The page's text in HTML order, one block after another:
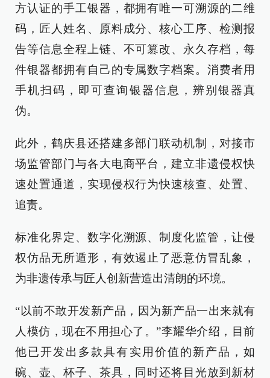
方认证的手工银器，都拥有唯一可溯源的二维
码，匠人姓名、原料成分、核心工序、检测报
告等信息全程上链、不可篡改、永久存档，每
件银器都拥有自己的专属数字档案。消费者用
手机扫码，即可查询银器信息，辨别银器真
伪。
此外，鹤庆县还搭建多部门联动机制，对接市
场监管部门与各大电商平台，建立非遗侵权快
速处置通道，实现侵权行为快速核查、处置、
追责。
标准化界定、数字化溯源、制度化监管，让侵
权仿品无所遁形，有效遏止了恶意仿冒乱象，
为非遗传承与匠人创新营造出清朗的环境。
“以前不敢开发新产品，因为新产品一出来就有
人模仿，现在不用担心了。”李耀华介绍，目前
他已开发出多款具有实用价值的新产品，如
碗、壶、杯子、茶具，同时还将目光放到新材